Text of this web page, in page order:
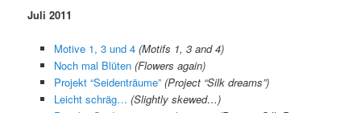
Juli 2011
Motive 1, 3 und 4 (Motifs 1, 3 and 4)
Noch mal Blüten (Flowers again)
Projekt “Seidenträume” (Project “Silk dreams”)
Leicht schräg… (Slightly skewed…)